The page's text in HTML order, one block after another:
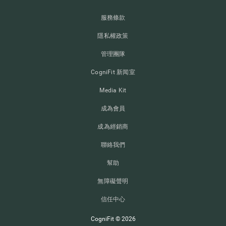
服務條款
隱私權政策
管理團隊
CogniFit 新闻室
Media Kit
成為會員
成為經銷商
聯絡我們
幫助
無障礙聲明
信任中心
CogniFit © 2026